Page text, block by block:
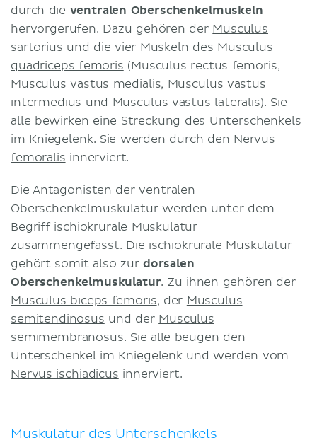
durch die ventralen Oberschenkelmuskeln
hervorgerufen. Dazu gehören der Musculus
sartorius und die vier Muskeln des Musculus
quadriceps femoris (Musculus rectus femoris,
Musculus vastus medialis, Musculus vastus
intermedius und Musculus vastus lateralis). Sie
alle bewirken eine Streckung des Unterschenkels
im Kniegelenk. Sie werden durch den Nervus
femoralis innerviert.
Die Antagonisten der ventralen
Oberschenkelmuskulatur werden unter dem
Begriff ischiokrurale Muskulatur
zusammengefasst. Die ischiokrurale Muskulatur
gehört somit also zur dorsalen
Oberschenkelmuskulatur. Zu ihnen gehören der
Musculus biceps femoris, der Musculus
semitendinosus und der Musculus
semimembranosus. Sie alle beugen den
Unterschenkel im Kniegelenk und werden vom
Nervus ischiadicus innerviert.
Muskulatur des Unterschenkels